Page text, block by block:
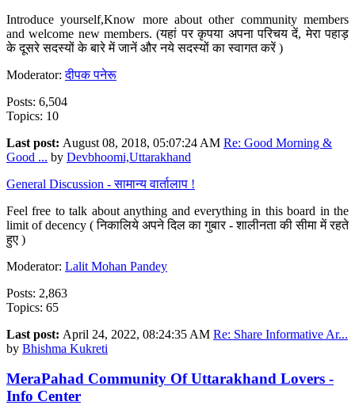
Introduce yourself,Know more about other community members
and welcome new members. (यहां पर कृपया अपना परिचय दें, मेरा पहाड़
के दूसरे सदस्यों के बारे में जानें और नये सदस्यों का स्वागत करें )
Moderator:दीपक पनेरू
Posts: 6,504
Topics: 10
Last post: August 08, 2018, 05:07:24 AM Re: Good Morning &
Good ... by Devbhoomi,Uttarakhand
General Discussion - सामान्य वार्तालाप !
Feel free to talk about anything and everything in this board in the
limit of decency ( निकालिये अपने दिल का गुबार - शालीनता की सीमा में रहते
हुए )
Moderator: Lalit Mohan Pandey
Posts: 2,863
Topics: 65
Last post: April 24, 2022, 08:24:35 AM Re: Share Informative Ar...
by Bhishma Kukreti
MeraPahad Community Of Uttarakhand Lovers -
Info Center